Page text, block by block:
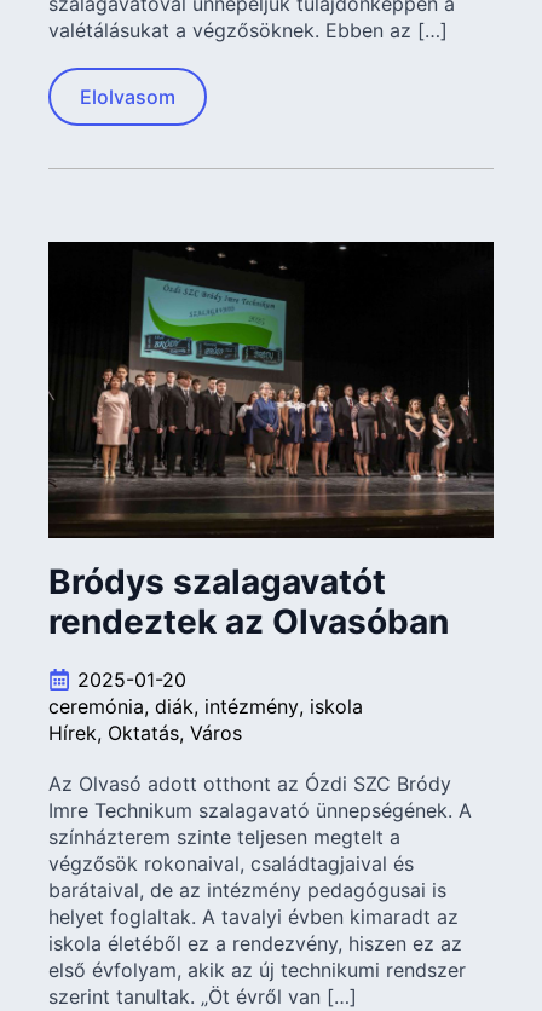
valétálásukat a végzősöknek. Ebben az […]
Elolvasom
Bródys szalagavatót
rendeztek az Olvasóban
2025-01-20
ceremónia diák intézmény iskola
Hírek Oktatás Város
Az Olvasó adott otthont az Ózdi SZC Bródy
Imre Technikum szalagavató ünnepségének. A
színházterem szinte teljesen megtelt a
végzősök rokonaival, családtagjaival és
barátaival, de az intézmény pedagógusai is
helyet foglaltak. A tavalyi évben kimaradt az
iskola életéből ez a rendezvény, hiszen ez az
első évfolyam, akik az új technikumi rendszer
szerint tanultak. „Öt évről van […]